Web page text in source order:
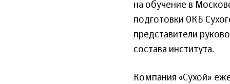
на обучение в
подготовки ОКБ
представители
состава института.
Компания «Сухой»